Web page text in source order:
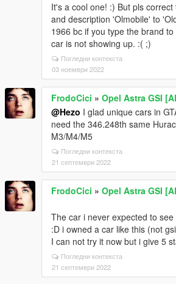
It's a cool one! :) But pls
and description 'Olmobile' to
1966 bc if you type the brand
car is not showing up. :( ;)
Погледни контекста
03 ноември 2022
FrodoCici » Opel Astra GSI
@Hezo I glad unique cars in
need the 346.248th same
M3/M4/M5
Погледни контекста
21 септември 2022
FrodoCici » Opel Astra GSI
The car i never expected to see
:D i owned a car like this (not
I can not try it now but i give 5
Погледни контекста
21 септември 2022